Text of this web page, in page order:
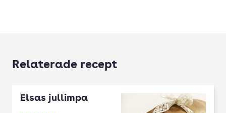
Relaterade recept
Elsas jullimpa